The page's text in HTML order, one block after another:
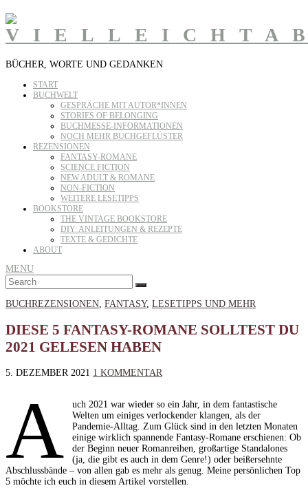
BÜCHER, WORTE UND GEDANKEN
START
BUCHWELT
GESPRÄCHE MIT AUTOR*INNEN
STORIES OF BELONGING
BUCHMESSE-INFORMATIONEN
NOCH MEHR BUCHGEFLÜSTER
REZENSIONEN
FANTASY-ROMANE
SCIENCE FICTION
NEW ADULT & ROMANE
NON-FICTION
WEITERE LESETIPPS
BOOKSTORE
THE VINTAGE BOOKSTORE
DIY: ANLEITUNGEN & REZEPTE
TEXTE & GEDICHTE
ABOUT
MENU
Search
for:
SEARCH
BUCHREZENSIONEN FANTASY, LESETIPPS UND MEHR
DIESE 5 FANTASY-ROMANE SOLLTEST DU
2021 GELESEN HABEN
5. DEZEMBER 2021 1 KOMMENTAR
A
uch 2021 war wieder so ein Jahr, in dem fantastische
Welten um einiges verlockender klangen, als der
Pandemie-Alltag. Zum Glück sind in den letzten Monaten
einige wirklich spannende Fantasy-Romane erschienen: Ob
der Beginn neuer Romanreihen, großartige Standalones
(ja, die gibt es auch in dem Genre!) oder beißersehnte
Abschlussbände – von allen gab es mehr als genug. Meine persönlichen Top
5 möchte ich euch in diesem Artikel vorstellen.